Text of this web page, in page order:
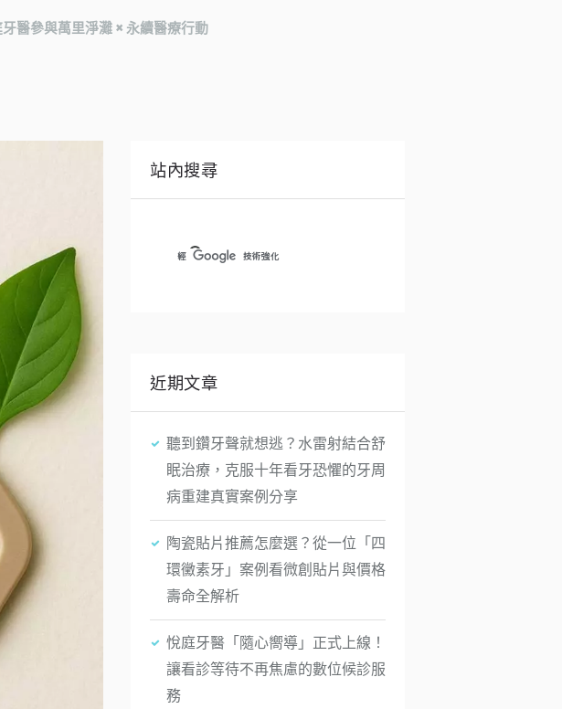
醫參與萬里淨灘 × 永續醫療行動
站內搜尋
近期文章
聽到鑽牙聲就想逃？水雷射結合舒
眠治療，克服十年看牙恐懼的牙周
病重建真實案例分享
陶瓷貼片推薦怎麼選？從一位「四
環黴素牙」案例看微創貼片與價格
壽命全解析
悅庭牙醫「隨心嚮導」正式上線！
讓看診等待不再焦慮的數位候診服
務